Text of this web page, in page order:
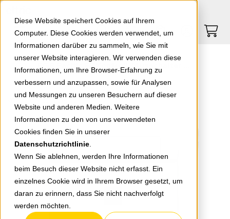
Diese Website speichert Cookies auf Ihrem
Computer. Diese Cookies werden verwendet, um
Informationen darüber zu sammeln, wie Sie mit
unserer Website interagieren. Wir verwenden diese
Informationen, um Ihre Browser-Erfahrung zu
verbessern und anzupassen, sowie für Analysen
und Messungen zu unseren Besuchern auf dieser
Website und anderen Medien. Weitere
Informationen zu den von uns verwendeten
Cookies finden Sie in unserer
Datenschutzrichtlinie
Wenn Sie ablehnen, werden Ihre Informationen
beim Besuch dieser Website nicht erfasst. Ein
einzelnes Cookie wird in Ihrem Browser gesetzt, um
daran zu erinnern, dass Sie nicht nachverfolgt
werden möchten.
Springe zu Hauptinhalt Springe zum Footer
0
zurück zur Übersicht